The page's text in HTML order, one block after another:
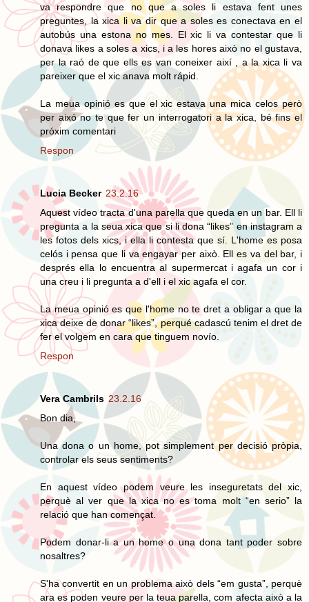
va respondre que no que a soles li estava fent unes
preguntes, la xica li va dir que a soles es conectava en el
autobús una estona no mes. El xic li va contestar que li
donava likes a soles a xics, i a les hores això no el gustava,
per la raó de que ells es van coneixer així , a la xica li va
pareixer que el xic anava molt rápid.
La meua opinió es que el xic estava una mica celos però
per aixó no te que fer un interrogatori a la xica, bé fins el
próxim comentari
Respon
Lucia Becker 23.2.16
Aquest vídeo tracta d'una parella que queda en un bar. Ell li
pregunta a la seua xica que si li dona “likes” en instagram a
les fotos dels xics, i ella li contesta que sí. L'home es posa
celós i pensa que li va engayar per això. Ell es va del bar, i
després ella lo encuentra al supermercat i agafa un cor i
una creu i li pregunta a d'ell i el xic agafa el cor.
La meua opinió es que l'home no te dret a obligar a que la
xica deixe de donar “likes”, perqué cadascú tenim el dret de
fer el volgem en cara que tinguem novío.
Respon
Vera Cambrils 23.2.16
Bon dia,
Una dona o un home, pot simplement per decisió pròpia,
controlar els seus sentiments?
En aquest vídeo podem veure les inseguretats del xic,
perquè al ver que la xica no es toma molt “en serio” la
relació que han començat.
Podem donar-li a un home o una dona tant poder sobre
nosaltres?
S'ha convertit en un problema això dels “em gusta”, perquè
ara es poden veure per la teua parella, com afecta això a la